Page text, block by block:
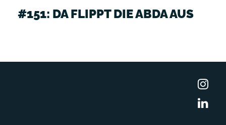
#151: DA FLIPPT DIE ABDA AUS